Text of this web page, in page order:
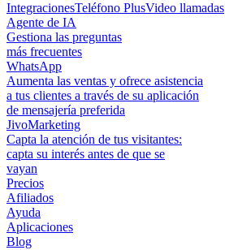
IntegracionesTeléfono PlusVideo llamadas
Agente de IA
Gestiona las preguntas
más frecuentes
WhatsApp
Aumenta las ventas y ofrece asistencia
a tus clientes a través de su aplicación
de mensajería preferida
JivoMarketing
Capta la atención de tus visitantes:
capta su interés antes de que se
vayan
Precios
Afiliados
Ayuda
Aplicaciones
Blog